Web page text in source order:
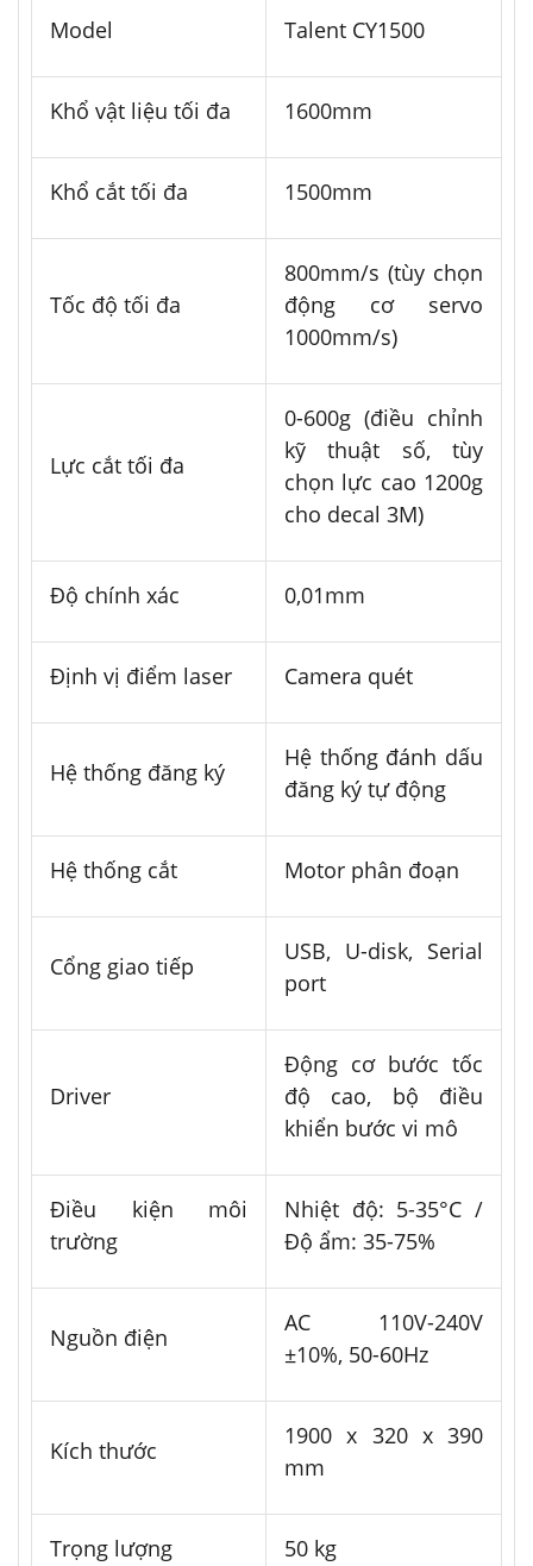
Model Talent CY1500
Khổ vật liệu tối đa 1600mm
Khổ cắt tối đa 1500mm
Tốc độ tối đa
800mm/s (tùy chọn
động cơ servo
1000mm/s)
Lực cắt tối đa
0-600g (điều chỉnh
kỹ thuật số, tùy
chọn lực cao 1200g
cho decal 3M)
Độ chính xác 0,01mm
Định vị điểm laser Camera quét
Hệ thống đăng ký
Hệ thống đánh dấu
đăng ký tự động
Hệ thống cắt Motor phân đoạn
Cổng giao tiếp
USB, U-disk, Serial
port
Driver
Động cơ bước tốc
độ cao, bộ điều
khiển bước vi mô
Điều kiện môi
trường
Nhiệt độ: 5-35°C /
Độ ẩm: 35-75%
Nguồn điện
AC 110V-240V
±10%, 50-60Hz
Kích thước
1900 x 320 x 390
mm
Trọng lượng 50 kg